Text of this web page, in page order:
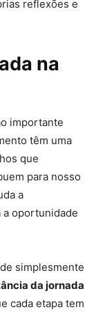
reflexões e
na
importante
têm uma
que
para nosso
a
oportunidade
simplesmente
da jornada
cada etapa tem